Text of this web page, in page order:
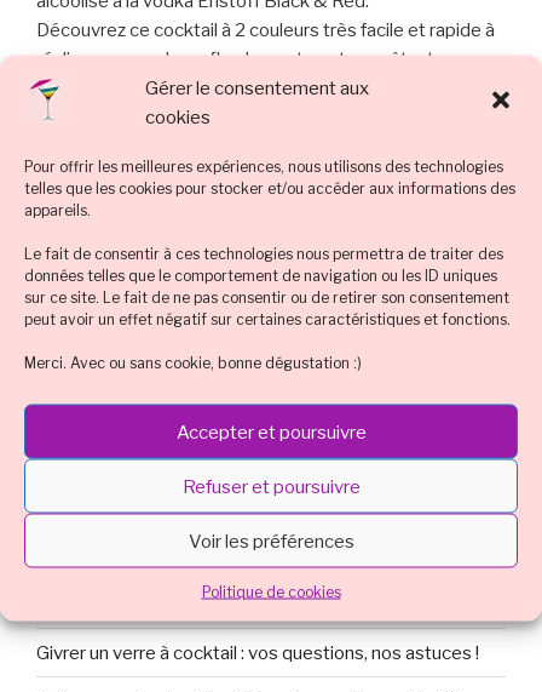
Gérer le consentement aux
cookies
Pour offrir les meilleures expériences, nous utilisons des technologies
telles que les cookies pour stocker et/ou accéder aux informations des
appareils.
Le fait de consentir à ces technologies nous permettra de traiter des
données telles que le comportement de navigation ou les ID uniques
sur ce site. Le fait de ne pas consentir ou de retirer son consentement
peut avoir un effet négatif sur certaines caractéristiques et fonctions.
Merci. Avec ou sans cookie, bonne dégustation :)
Accepter et poursuivre
Refuser et poursuivre
Voir les préférences
Politique de cookies
Découvrez ce cocktail à 2 couleurs très facile et rapide à
réaliser, aux couleurs flamboyantes et envoûtantes, une
variante du célèbre Cosmopolitan.
À tester pour vos soirées…
Navigation
des
articles
Page1
RECHERCHER SUR COCKTAILS
Recherche
:
LES DERNIERS COCKTAILS :
Idées cocktails (avec et sans alcool) pour tous fêter la St
Givrer un verre à cocktail : vos questions, nos astuces !